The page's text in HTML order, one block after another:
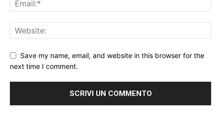
Save my name, email, and website in this browser for the
next time I comment.